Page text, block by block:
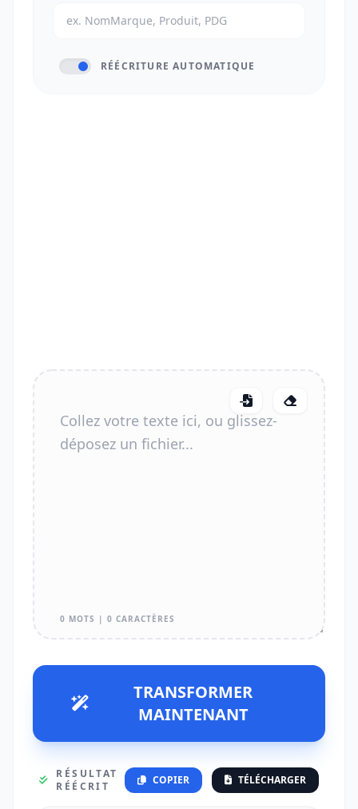
RÉÉCRITURE AUTOMATIQUE
0 MOTS | 0 CARACTÈRES
TRANSFORMER
MAINTENANT
RÉSULTAT
RÉÉCRIT
COPIER TÉLÉCHARGER